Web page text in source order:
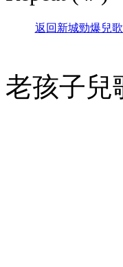
返 回新城勁爆兒
老孩子兒